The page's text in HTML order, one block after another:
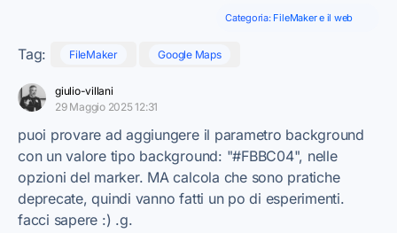
Categoria: FileMaker e il web
Tag: FileMaker Google Maps
giulio-villani
29 Maggio 2025 12:31
puoi provare ad aggiungere il parametro background
con un valore tipo background: "#FBBC04", nelle
opzioni del marker. MA calcola che sono pratiche
deprecate, quindi vanno fatti un po di esperimenti.
facci sapere :) .g.